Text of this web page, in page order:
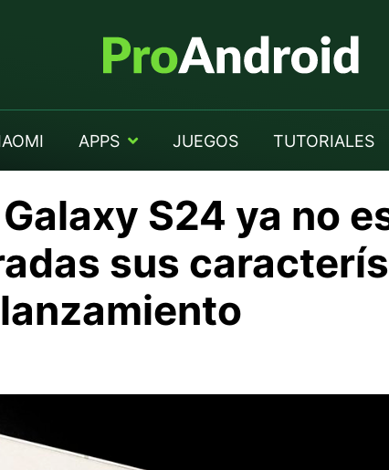
APPS JUEGOS TUTORIALES
S24 ya no
sus